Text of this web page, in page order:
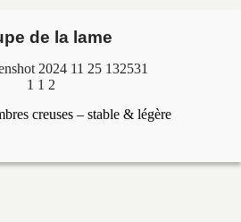
de la lame
creuses – stable & légère